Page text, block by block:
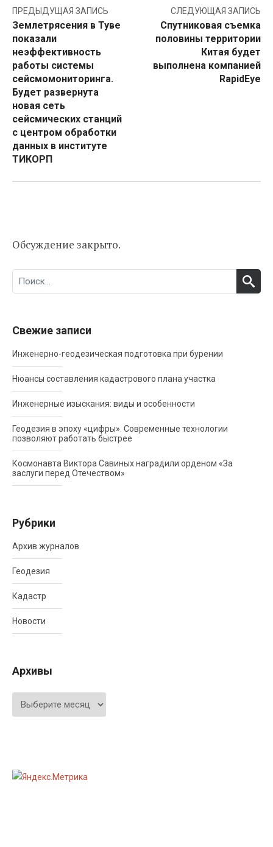
Навигация
по
записям
ПРЕДЫДУЩАЯ ЗАПИСЬ
Землетрясения в Туве
показали
неэффективность
работы системы
сейсмомониторинга.
Будет развернута
новая сеть
сейсмических станций
с центром обработки
данных в институте
ТИКОРП
СЛЕДУЮЩАЯ ЗАПИСЬ
Спутниковая съемка
половины территории
Китая будет
выполнена компанией
RapidEye
Обсуждение закрыто.
Поиск:
Свежие записи
Инженерно-геодезическая подготовка при бурении
Нюансы составления кадастрового плана участка
Инженерные изыскания: виды и особенности
Геодезия в эпоху «цифры». Современные технологии
позволяют работать быстрее
Космонавта Виктора Савиных наградили орденом «За
заслуги перед Отечеством»
Рубрики
Архив журналов
Геодезия
Кадастр
Новости
Архивы
Архивы